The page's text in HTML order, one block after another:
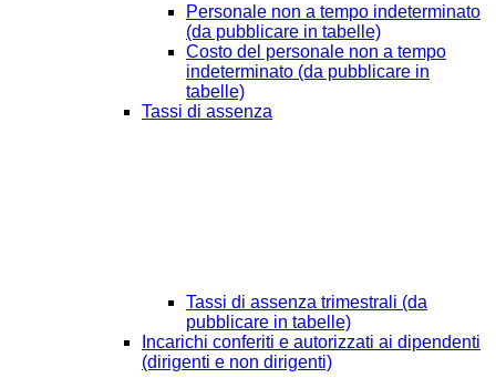
Personale non a tempo indeterminato
(da pubblicare in tabelle)
Costo del personale non a tempo
indeterminato (da pubblicare in
tabelle)
Tassi di assenza
Tassi di assenza trimestrali (da
pubblicare in tabelle)
Incarichi conferiti e autorizzati ai dipendenti
(dirigenti e non dirigenti)